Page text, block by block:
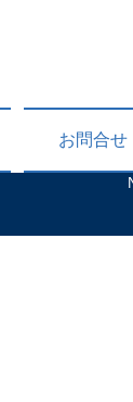
お問合せ